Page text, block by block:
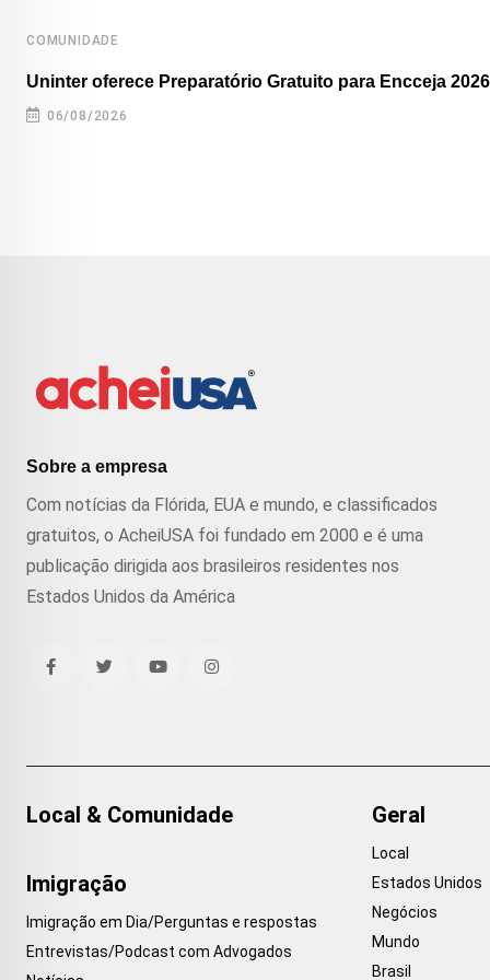
COMUNIDADE
Uninter oferece Preparatório Gratuito para Encceja 2026
06/08/2026
Sobre a empresa
Com notícias da Flórida, EUA e mundo, e classificados
gratuitos, o AcheiUSA foi fundado em 2000 e é uma
publicação dirigida aos brasileiros residentes nos
Estados Unidos da América
Local & Comunidade
Imigração
Imigração em Dia/Perguntas e respostas
Entrevistas/Podcast com Advogados
Geral
Local
Estados Unidos
Negócios
Mundo
Brasil